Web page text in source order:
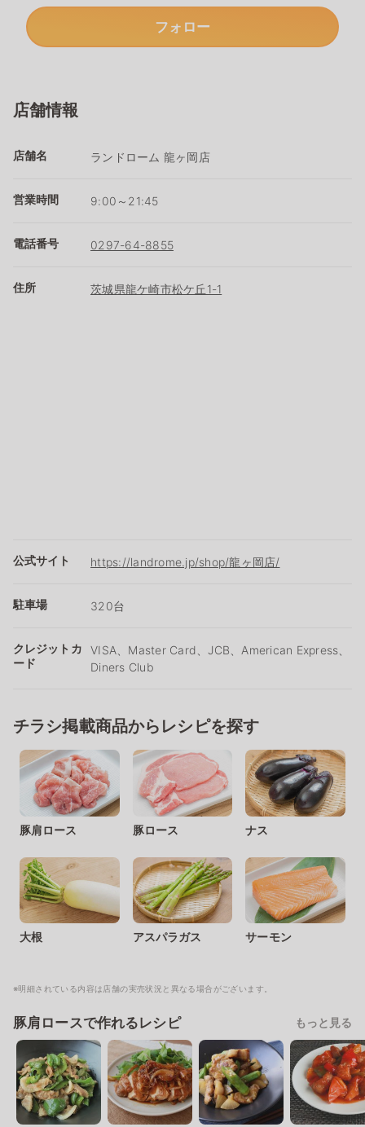
フォロー
店舗情報
店舗名 ランドローム 龍ヶ岡店
営業時間 9:00～21:45
電話番号 0297-64-8855
住所 茨城県龍ケ崎市松ケ丘1-1
公式サイト https://landrome.jp/shop/龍ヶ岡店/
駐車場 320台
クレジットカ
ード
VISA、Master Card、JCB、American Express、
Diners Club
チラシ掲載商品からレシピを探す
豚肩ロース 豚ロース ナス
大根 アスパラガス サーモン
※明細されている内容は店舗の実売状況と異なる場合がございます。
豚肩ロースで作れるレシピ もっと見る